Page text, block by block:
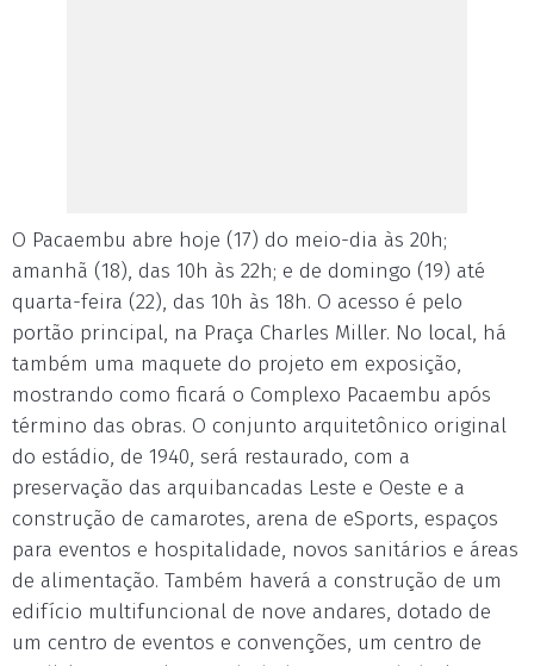
O Pacaembu abre hoje (17) do meio-dia às 20h;
amanhã (18), das 10h às 22h; e de domingo (19) até
quarta-feira (22), das 10h às 18h. O acesso é pelo
portão principal, na Praça Charles Miller. No local, há
também uma maquete do projeto em exposição,
mostrando como ficará o Complexo Pacaembu após
término das obras. O conjunto arquitetônico original
do estádio, de 1940, será restaurado, com a
preservação das arquibancadas Leste e Oeste e a
construção de camarotes, arena de eSports, espaços
para eventos e hospitalidade, novos sanitários e áreas
de alimentação. Também haverá a construção de um
edifício multifuncional de nove andares, dotado de
um centro de eventos e convenções, um centro de